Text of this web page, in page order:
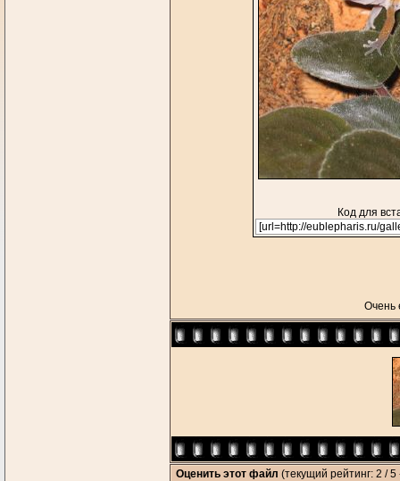
Код для
Очень
Оценить этот файл (текущий рейтинг: 2 / 5